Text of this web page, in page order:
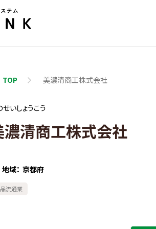
TOP 美濃清商工株式会社
せいしょうこう
濃清商工株式会社
地域 京都府
流通業